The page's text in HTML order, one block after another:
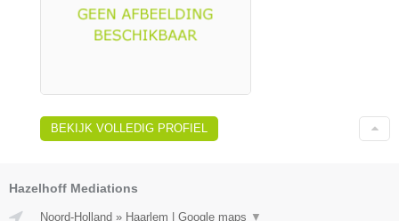
BEKIJK VOLLEDIG PROFIEL
Hazelhoff Mediations
Noord-Holland » Haarlem | Google maps ▼